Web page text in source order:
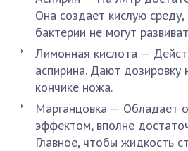
Она создает кислую
бактерии не могут
Лимонная кислота —
аспирина. Дают дозировку
кончике ножа.
Марганцовка — Обладает
эффектом, вполне
Главное, чтобы жидкость